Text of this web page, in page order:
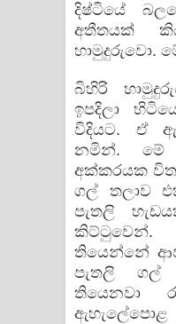
දිෂ්ටියේ
අතීතයක්
හාමුදුරුවො.
බිහිරි
ඉපදිලා
විදියට. ඒ
නමින්. මේ
අක්කරයක
ගල් තලාව
පැතලි
තියෙන්නේ
පැතලි ගල්
තියෙනවා